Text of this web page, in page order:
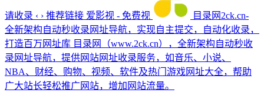
请收录 ‹ › 推荐链接 爱影视 - 免费视
目录网2ck.cn-
全新架构自动秒收录网址导航，实现自主提交，自动化收录，
打造百万网址库 目录网（www.2ck.cn），全新架构自动秒收
录网址导航，提供网站网址收录服务，如音乐、小说、
NBA、财经、购物、视频、软件及热门游戏网址大全，帮助
广大站长轻松推广网站，增加网站流量。